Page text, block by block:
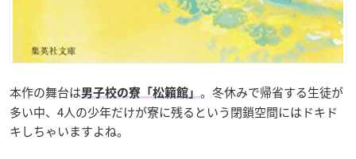
本作の舞台は男子校の寮「松籟館」 。冬休みで帰省する生徒が
多い中、4人の少年だけが寮に残るという閉鎖空間にはドキド
キしちゃいますよね。